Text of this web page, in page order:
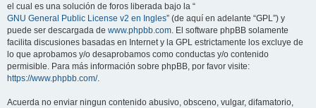
el cual es una solución de foros liberada bajo la “
GNU General Public License v2 en Ingles” (de aquí en adelante “GPL”) y
puede ser descargada de www.phpbb.com. El software phpBB solamente
facilita discusiones basadas en Internet y la GPL estrictamente los excluye de
lo que aprobamos y/o desaprobamos como conductas y/o contenido
permisible. Para más información sobre phpBB, por favor visite:
https://www.phpbb.com/.
Acuerda no enviar ningun contenido abusivo, obsceno, vulgar, difamatorio,